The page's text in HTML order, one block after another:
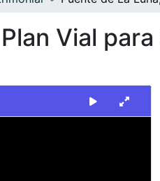
Vial